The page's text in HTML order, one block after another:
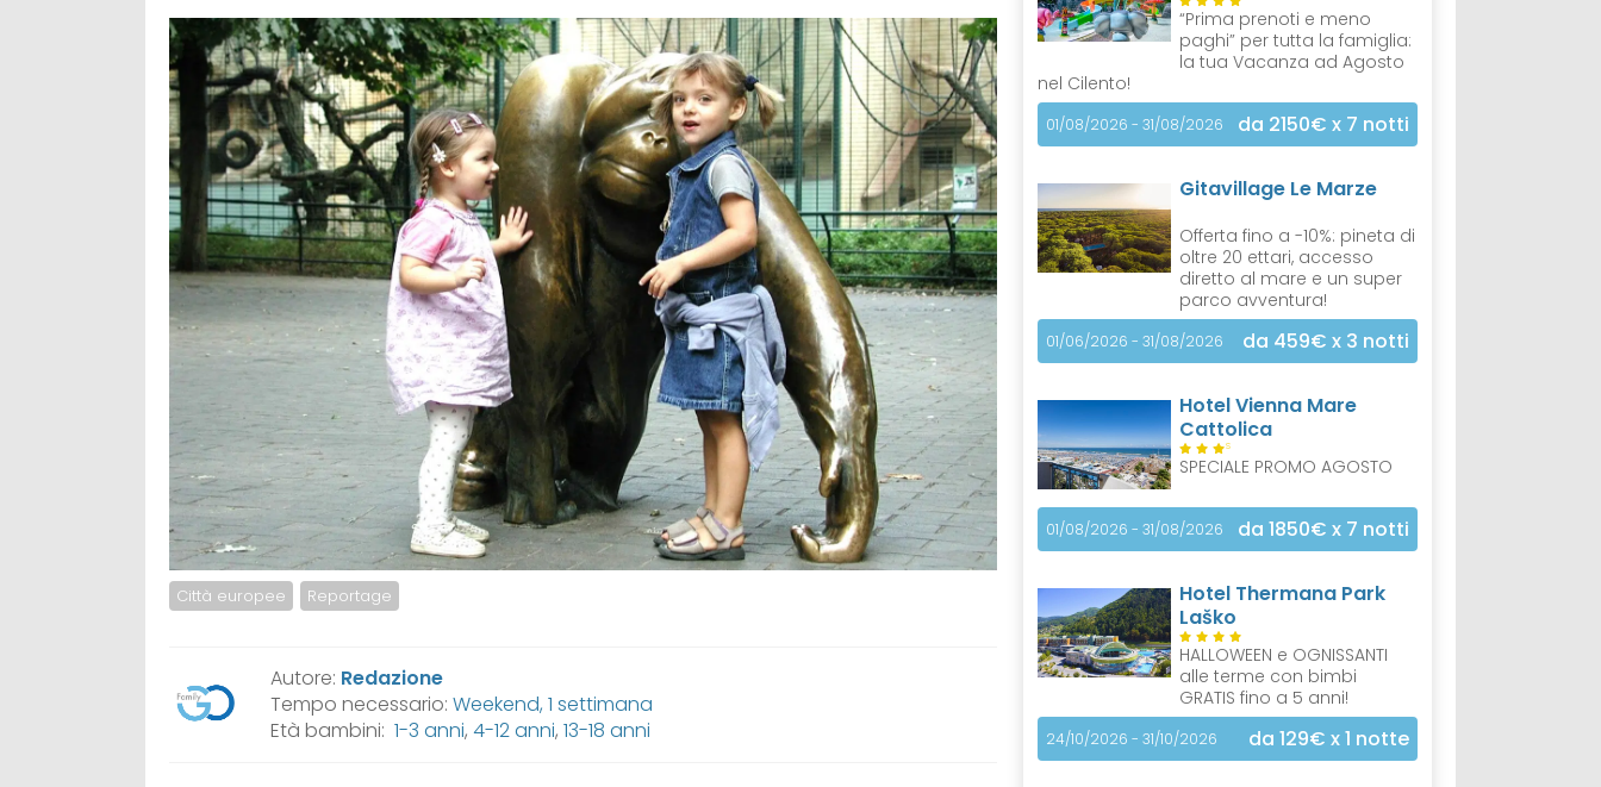
Città europee Reportage
Autore: Redazione
Tempo necessario: Weekend, 1 settimana
Età bambini: 1-3 anni, 4-12 anni, 13-18 anni
“Prima prenoti e meno
paghi” per tutta la famiglia:
la tua Vacanza ad Agosto
nel Cilento!
01/08/2026 - 31/08/2026 da 2150€ x 7 notti
Gitavillage Le Marze
Offerta fino a -10%: pineta di
oltre 20 ettari, accesso
diretto al mare e un super
parco avventura!
01/06/2026 - 31/08/2026 da 459€ x 3 notti
Hotel Vienna Mare
Cattolica
S
SPECIALE PROMO AGOSTO
01/08/2026 - 31/08/2026 da 1850€ x 7 notti
Hotel Thermana Park
Laško
HALLOWEEN e OGNISSANTI
alle terme con bimbi
GRATIS fino a 5 anni!
24/10/2026 - 31/10/2026 da 129€ x 1 notte